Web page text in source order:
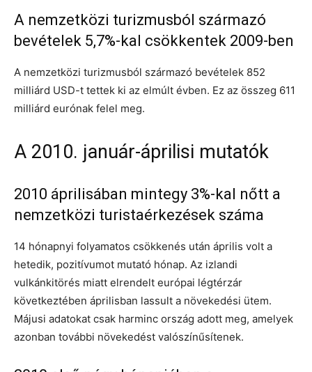
A nemzetközi turizmusból származó
bevételek 5,7%-kal csökkentek 2009-ben
A nemzetközi turizmusból származó bevételek 852
milliárd USD-t tettek ki az elmúlt évben. Ez az összeg 611
milliárd eurónak felel meg.
A 2010. január-áprilisi mutatók
2010 áprilisában mintegy 3%-kal nőtt a
nemzetközi turistaérkezések száma
14 hónapnyi folyamatos csökkenés után április volt a
hetedik, pozitívumot mutató hónap. Az izlandi
vulkánkitörés miatt elrendelt európai légtérzár
következtében áprilisban lassult a növekedési ütem.
Májusi adatokat csak harminc ország adott meg, amelyek
azonban további növekedést valószínűsítenek.